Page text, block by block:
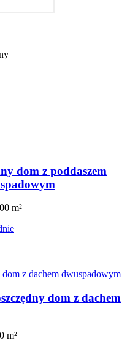
dom z poddaszem
m²
dom z dachem
m²